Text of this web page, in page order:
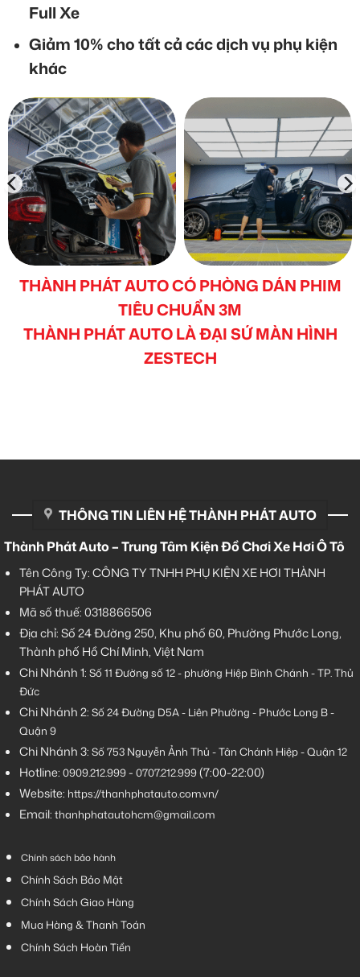
Full Xe
Giảm 10% cho tất cả các dịch vụ phụ kiện
khác
THÀNH PHÁT AUTO CÓ PHÒNG DÁN PHIM
TIÊU CHUẨN 3M
THÀNH PHÁT AUTO LÀ ĐẠI SỨ MÀN HÌNH
ZESTECH
THÔNG TIN LIÊN HỆ THÀNH PHÁT AUTO
Thành Phát Auto – Trung Tâm Kiện Đồ Chơi Xe Hơi Ô Tô
Tên Công Ty: CÔNG TY TNHH PHỤ KIỆN XE HƠI THÀNH
PHÁT AUTO
Mã số thuế: 0318866506
Địa chỉ: Số 24 Đường 250, Khu phố 60, Phường Phước Long,
Thành phố Hồ Chí Minh, Việt Nam
Chi Nhánh 1: Số 11 Đường số 12 - phường Hiệp Bình Chánh - TP. Thủ
Đức
Chi Nhánh 2: Số 24 Đường D5A - Liên Phường - Phước Long B -
Quận 9
Chi Nhánh 3: Số 753Nguyễn Ảnh Thủ - Tân Chánh Hiệp - Quận 12
Hotline: 0909.212.999- 0707.212.999(7:00-22:00)
Website: https://thanhphatauto.com.vn/
Email: thanhphatautohcm@gmail.com
Chính sách bảo hành
Chính Sách Bảo Mật
Chính Sách Giao Hàng
Mua Hàng & Thanh Toán
Chính Sách Hoàn Tiền